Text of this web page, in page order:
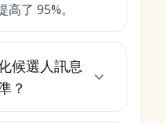
了 95%。
候選人訊息
？